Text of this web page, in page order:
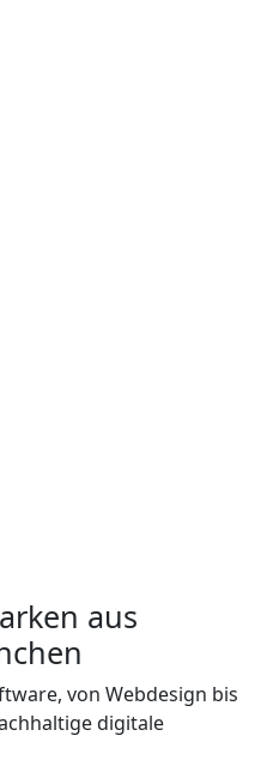
aus
von Webdesign bis
digitale